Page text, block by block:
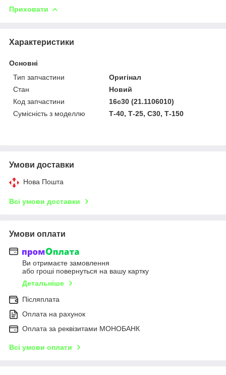
Приховати
Характеристики
Основні
Тип запчастини
Оригінал
Стан
Новий
Код запчастини
16с30 (21.1106010)
Сумісність з моделлю
Т-40, Т-25, C30, Т-150
Умови доставки
Нова Пошта
Всі умови доставки
Умови оплати
Ви отримаєте замовлення
або гроші повернуться на вашу картку
Детальніше
Післяплата
Оплата на рахунок
Оплата за реквізитами МОНОБАНК
Всі умови оплати